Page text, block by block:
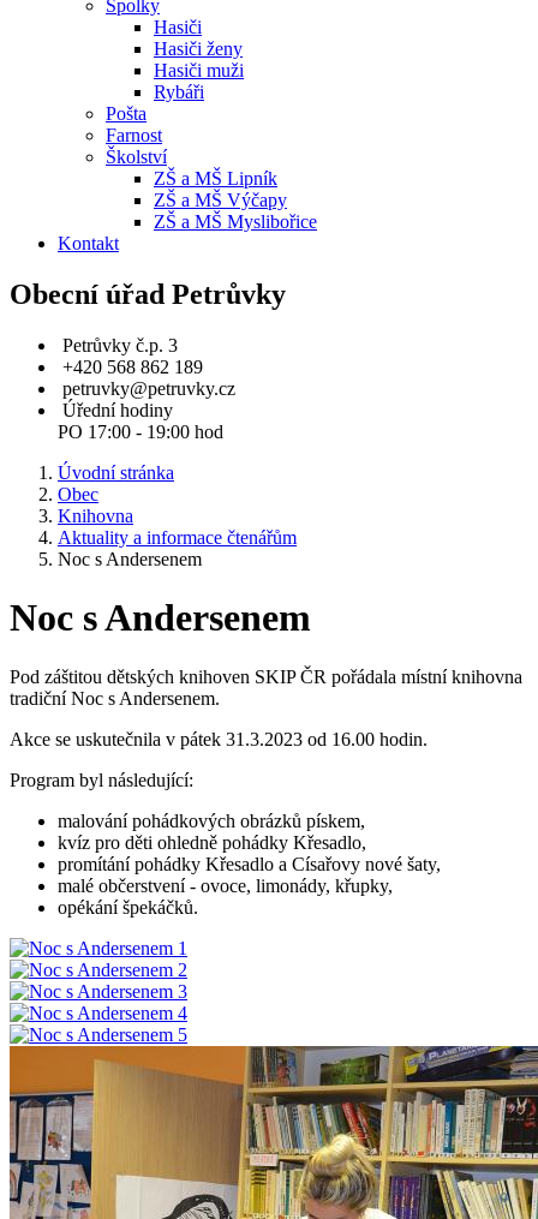
Spolky
Hasiči
Hasiči ženy
Hasiči muži
Rybáři
Pošta
Farnost
Školství
ZŠ a MŠ Lipník
ZŠ a MŠ Výčapy
ZŠ a MŠ Myslibořice
Kontakt
Obecní úřad Petrůvky
Petrůvky č.p. 3
+420 568 862 189
petruvky@petruvky.cz
Úřední hodiny
PO 17:00 - 19:00 hod
Úvodní stránka
Obec
Knihovna
Aktuality a informace čtenářům
Noc s Andersenem
Noc s Andersenem
Pod záštitou dětských knihoven SKIP ČR pořádala místní knihovna
tradiční Noc s Andersenem.
Akce se uskutečnila v pátek 31.3.2023 od 16.00 hodin.
Program byl následující:
malování pohádkových obrázků pískem,
kvíz pro děti ohledně pohádky Křesadlo,
promítání pohádky Křesadlo a Císařovy nové šaty,
malé občerstvení - ovoce, limonády, křupky,
opékání špekáčků.